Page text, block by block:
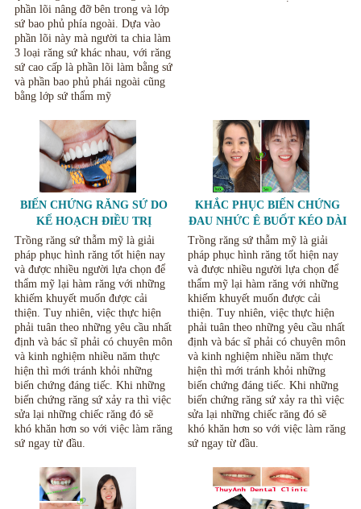
phần lõi nâng đỡ bên trong và lớp
sứ bao phủ phía ngoài. Dựa vào
phần lõi này mà người ta chia làm
3 loại răng sứ khác nhau, với răng
sứ cao cấp là phần lõi làm bằng sứ
và phần bao phủ phái ngoài cũng
bằng lớp sứ thẩm mỹ
BIẾN CHỨNG RĂNG SỨ DO
KẾ HOẠCH ĐIỀU TRỊ
KHÔNG RÕ RÀNG.
Trồng răng sứ thẫm mỹ là giải
pháp phục hình răng tốt hiện nay
và được nhiều người lựa chọn để
thẩm mỹ lại hàm răng với những
khiếm khuyết muốn được cải
thiện. Tuy nhiên, việc thực hiện
phải tuân theo những yêu cầu nhất
định và bác sĩ phải có chuyên môn
và kinh nghiệm nhiều năm thực
hiện thì mới tránh khỏi những
biến chứng đáng tiếc. Khi những
biến chứng răng sứ xảy ra thì việc
sửa lại những chiếc răng đó sẽ
khó khăn hơn so với việc làm răng
sứ ngay từ đầu.
KHẮC PHỤC BIẾN CHỨNG
ĐAU NHỨC Ê BUỐT KÉO DÀI
KHI LÀM RĂNG SỨ
Trồng răng sứ thẫm mỹ là giải
pháp phục hình răng tốt hiện nay
và được nhiều người lựa chọn để
thẩm mỹ lại hàm răng với những
khiếm khuyết muốn được cải
thiện. Tuy nhiên, việc thực hiện
phải tuân theo những yêu cầu nhất
định và bác sĩ phải có chuyên môn
và kinh nghiệm nhiều năm thực
hiện thì mới tránh khỏi những
biến chứng đáng tiếc. Khi những
biến chứng răng sứ xảy ra thì việc
sửa lại những chiếc răng đó sẽ
khó khăn hơn so với việc làm răng
sứ ngay từ đầu.